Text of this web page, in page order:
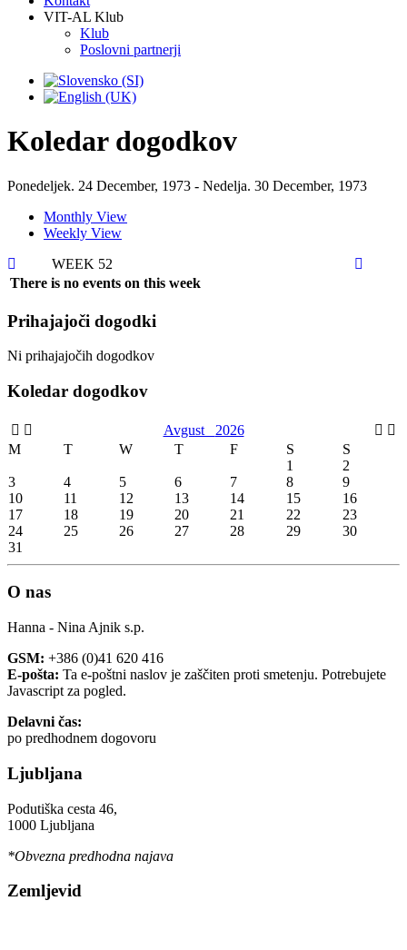
VIT-AL Klub
Klub
Poslovni partnerji
Koledar dogodkov
Ponedeljek. 24 December, 1973 - Nedelja. 30 December, 1973
Monthly View
Weekly View
WEEK 52
There is no events on this week
Prihajajoči dogodki
Ni prihajajočih dogodkov
Koledar dogodkov
Avgust 2026
M
T W T F S
S
1
2
3
4 5 6 7 8
9
10
11 12 13 14 15
16
17
18 19 20 21 22
23
24
25 26 27 28 29
30
31
O nas
Hanna - Nina Ajnik s.p.
GSM: +386 (0)41 620 416
E-pošta: Ta e-poštni naslov je zaščiten proti smetenju. Potrebujete
Javascript za pogled.
Delavni čas:
po predhodnem dogovoru
Ljubljana
Podutiška cesta 46,
1000 Ljubljana
*Obvezna predhodna najava
Zemljevid